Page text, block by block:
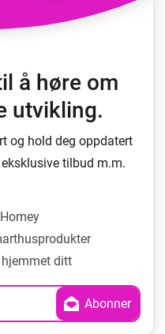
å høre om
utvikling.
og hold deg oppdatert
tilbud m.m.
ditt